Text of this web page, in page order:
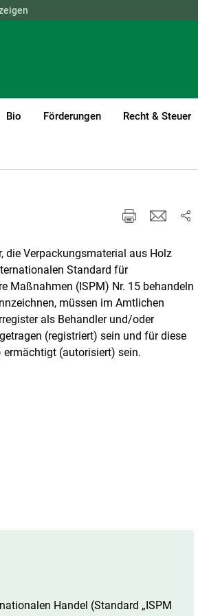
STMK
Bio Förderungen Recht & Steuer
die Verpackungsmaterial aus Holz
Standard für
Maßnahmen (ISPM) Nr. 15 behandeln
müssen im Amtlichen
als Behandler und/oder
(registriert) sein und für diese
ermächtigt (autorisiert) sein.
Handel (Standard „ISPM